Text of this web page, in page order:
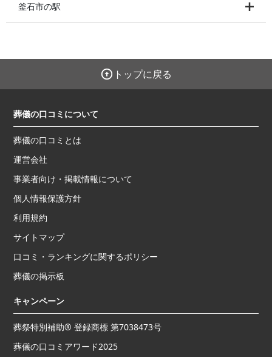
釜石市の駅
トップに戻る
葬儀の口コミについて
葬儀の口コミとは
運営会社
事業者向け・掲載情報について
個人情報保護方針
利用規約
サイトマップ
口コミ・ランキングに関するポリシー
葬儀の掲示板
キャンペーン
葬祭特別補助® 登録商標 第7038473号
葬儀の口コミアワード2025